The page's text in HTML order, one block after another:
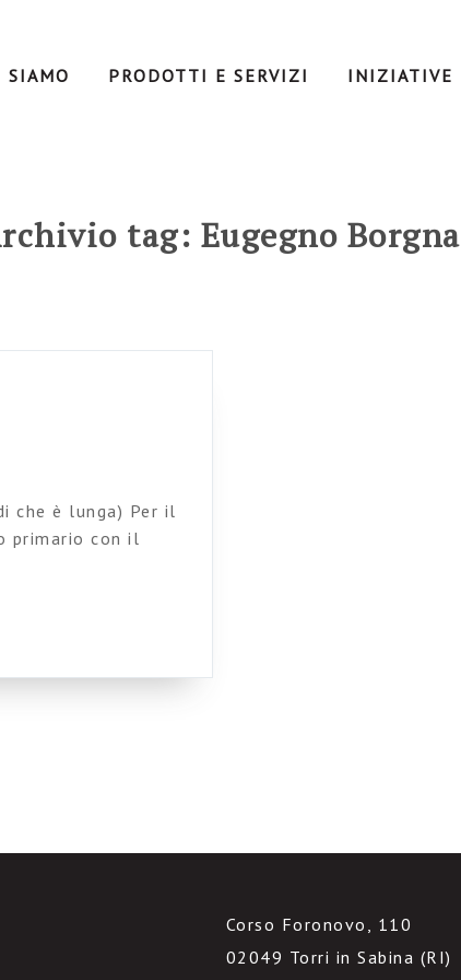
SIAMO PRODOTTI E SERVIZI INIZIATIVE
tag: Eugegno Borgna
che è lunga) Per il
primario con il
Corso Foronovo, 110
02049 Torri in Sabina (RI)